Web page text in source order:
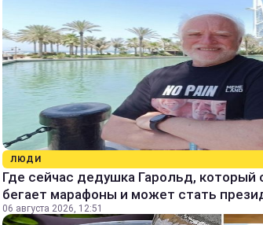
ЛЮДИ
Где сейчас дедушка Гарольд, который
бегает марафоны и может стать
06 августа 2026, 12:51